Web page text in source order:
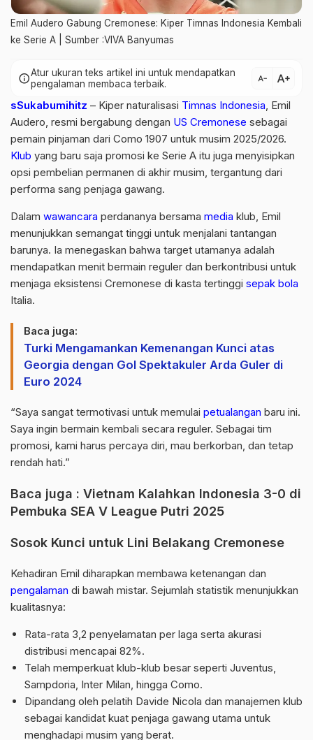
Emil Audero Gabung Cremonese: Kiper Timnas Indonesia Kembali
ke Serie A | Sumber :VIVA Banyumas
infoAtur ukuran teks artikel ini untuk mendapatkan
pengalaman membaca terbaik.
text_decrease text_increase
sSukabumihitz – Kiper naturalisasi Timnas Indonesia, Emil
Audero, resmi bergabung dengan US Cremonese sebagai
pemain pinjaman dari Como 1907 untuk musim 2025/2026.
Klub yang baru saja promosi ke Serie A itu juga menyisipkan
opsi pembelian permanen di akhir musim, tergantung dari
performa sang penjaga gawang.
Dalam wawancara perdananya bersama media klub, Emil
menunjukkan semangat tinggi untuk menjalani tantangan
barunya. Ia menegaskan bahwa target utamanya adalah
mendapatkan menit bermain reguler dan berkontribusi untuk
menjaga eksistensi Cremonese di kasta tertinggi sepak bola
Italia.
Baca juga:
Turki Mengamankan Kemenangan Kunci atas
Georgia dengan Gol Spektakuler Arda Guler di
Euro 2024
“Saya sangat termotivasi untuk memulai petualangan baru ini.
Saya ingin bermain kembali secara reguler. Sebagai tim
promosi, kami harus percaya diri, mau berkorban, dan tetap
rendah hati.”
Baca juga : Vietnam Kalahkan Indonesia 3-0 di
Pembuka SEA V League Putri 2025
Sosok Kunci untuk Lini Belakang Cremonese
Kehadiran Emil diharapkan membawa ketenangan dan
pengalaman di bawah mistar. Sejumlah statistik menunjukkan
kualitasnya:
Rata-rata 3,2 penyelamatan per laga serta akurasi
distribusi mencapai 82%.
Telah memperkuat klub-klub besar seperti Juventus,
Sampdoria, Inter Milan, hingga Como.
Dipandang oleh pelatih Davide Nicola dan manajemen klub
sebagai kandidat kuat penjaga gawang utama untuk
menghadapi musim yang berat.